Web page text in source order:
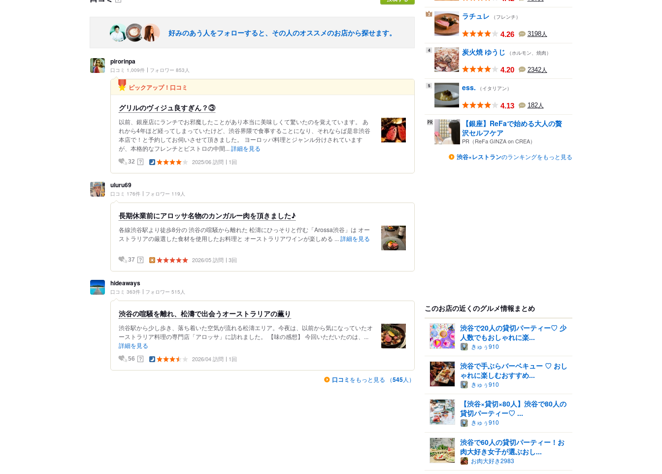
好みのあう人をフォローすると、その人のオススメのお店から探せます。
pirorinpa
口コミ 1,009件 フォロワー 853人
ピックアップ！口コミ
グリルのヴィジュ良すぎん？③
以前、銀座店にランチでお邪魔したことがあり本当に美味しくて驚いたのを覚えています。 あ
れから4年ほど経ってしまっていたけど、渋谷界隈で食事することになり、それならば是非渋谷
本店で！と予約してお伺いさせて頂きました。 ヨーロッパ料理とジャンル分けされています
が、本格的なフレンチとビストロの中間... 詳細を見る
32 ？ 2025/06 訪問 1回
uluru69
口コミ 176件 フォロワー 119人
長期休業前にアロッサ名物のカンガルー肉を頂きました♪
各線渋谷駅より徒歩8分の 渋谷の喧騒から離れた 松濤にひっそりと佇む「Arossa渋谷」は オー
ストラリアの厳選した食材を使用したお料理と オーストラリアワインが楽しめる ... 詳細を見る
37 ？ 2026/05 訪問 3回
hideaways
口コミ 363件 フォロワー 515人
渋谷の喧騒を離れ、松濤で出会うオーストラリアの薫り
渋谷駅から少し歩き、落ち着いた空気が流れる松濤エリア。今夜は、以前から気になっていたオ
ーストラリア料理の専門店「アロッサ」に訪れました。 【味の感想】 今回いただいたのは、...
詳細を見る
56 ？ 2026/04 訪問 1回
口コミ をもっと見る （545人）
3 ラチュレ （フレンチ）
4.26 3198人
4 炭火焼 ゆうじ （ホルモン、焼肉）
4.20 2342人
5 ess. （イタリアン）
4.13 182人
【銀座】ReFaで始める大人の贅
沢セルフケア
PR（ReFa GINZA on CREA）
渋谷×レストランのランキングをもっと見る
このお店の近くのグルメ情報まとめ
渋谷で20人の貸切パーティー♡ 少
人数でもおしゃれに楽...
きゅぅ910
渋谷で手ぶらバーベキュー ♡ おし
ゃれに楽しむおすすめ...
きゅぅ910
【渋谷×貸切×80人】渋谷で80人の
貸切パーティー♡ ...
きゅぅ910
渋谷で60人の貸切パーティー！お
肉大好き女子が選ぶおし...
お肉大好き2983